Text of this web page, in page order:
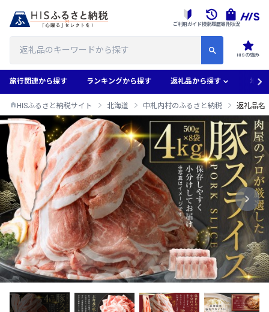
HISの強み
ご利用ガイド検索履歴寄附状況
旅行関連から探す ランキングから探す 返礼品から探す 地域
HISふるさと納税サイト 北海道 中札内村のふるさと納税 返礼品名